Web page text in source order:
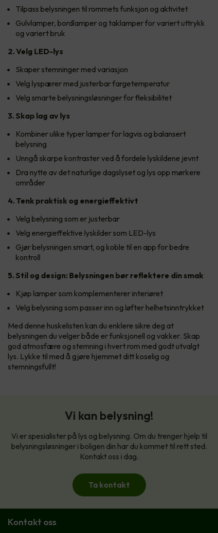
Tilpass belysningen til rommets funksjon og aktivitet
Gulvlamper, bordlamper og taklamper for variert uttrykk
og variert bruk
2. Velg LED-lys
Skaper stemninger med variasjon
Velg lyspærer med justerbar fargetemperatur
Velg smarte belysningsløsninger for fleksibilitet
3. Skap lag av lys
Kombiner ulike typer lamper for lagvis og balansert
belysning
Unngå skarpe kontraster ved å fordele lyskildene jevnt
Dra nytte av det naturlige dagslyset og lys opp mørkere
områder
4. Tenk praktisk og energieffektivt
Velg belysning som er justerbar
Velg energieffektive lyskilder som LED-lys
Gjør belysningen smart, og koble til en app for bedre
kontroll
5. Stil og design: Belysningen bør reflektere din smak
Kjøp lamper som komplementerer interiøret
Velg belysning som passer inn og løfter helhetsinntrykket
Med denne huskelisten kan du enklere sikre deg at
belysningen du velger både er funksjonell og vakker. Skap
god atmosfære og stemning i hvert rom med godt utvalgt
lys. Lykke til med å gjøre hjemmet ditt koselig og
stemningsfullt!
Vi kan belysning!
Vi er spesialister på lys og belysning. Om du trenger hjelp til
belysningsløsninger i boligen din har du kommet til rett sted.
Kontakt oss i dag.
Ta kontakt
Kontakt oss